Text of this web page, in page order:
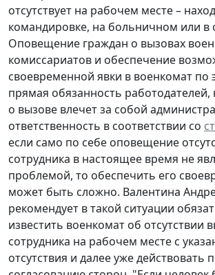
отсутствует на рабочем месте –
командировке, на больничном или в
Оповещение граждан о вызовах
комиссариатов и обеспечение
своевременной явки в военкомат по
прямая обязанность
о вызове влечет за собой
ответственность в соответствии со
если само по себе оповещение
сотрудника в настоящее время не
проблемой, то обеспечить его
может быть сложно. Валентина
рекомендует в такой ситуации
известить военкомат об отсутствии
сотрудника на рабочем месте с
отсутствия и далее уже действовать